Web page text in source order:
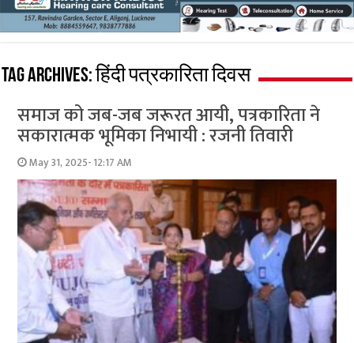
Tag Archives:हिंदी पत्रकारिता दिवस
समाज को जब-जब जरूरत आयी, पत्रकारिता ने
सकारात्मक भूमिका निभायी : रजनी तिवारी
May 31, 2025- 12:17 AM